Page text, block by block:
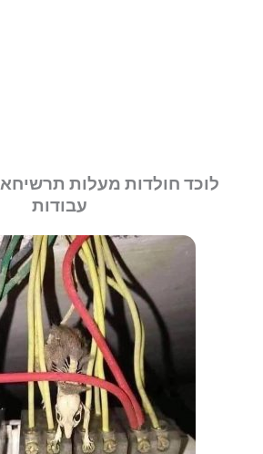
לוכד חולדות מעלות
עבודות